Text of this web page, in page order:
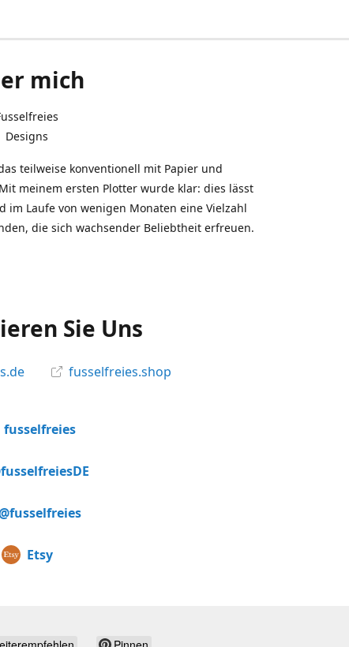
mich
Designs
teilweise konventionell mit Papier und
meinem ersten Plotter wurde klar: dies lässt
Laufe von wenigen Monaten eine Vielzahl
die sich wachsender Beliebtheit erfreuen.
Sie Uns
fusselfreies.shop
fusselfreies
Etsy